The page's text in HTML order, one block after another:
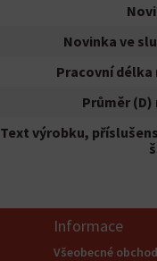
Novinka ve
Pracovní délka
Průměr (D)
Text výrobku,
Informace
Všeobecné